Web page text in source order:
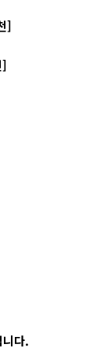
]
]
다.